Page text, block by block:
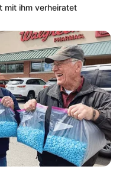
mit ihm verheiratet